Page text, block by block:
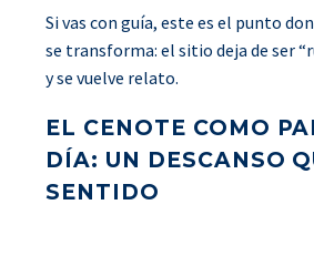
Si vas con guía, este es el punto
se transforma: el sitio deja de ser
y se vuelve relato.
EL CENOTE COMO
DÍA: UN DESCANSO
SENTIDO